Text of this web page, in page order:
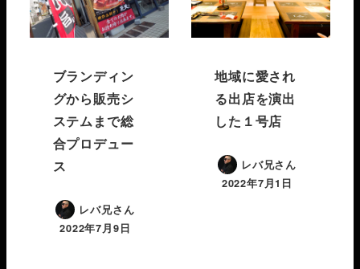
ブランディン
グから販売シ
ステムまで総
合プロデュー
ス
レバ兄さん
2022年7月9日
地域に愛され
る出店を演出
した１号店
レバ兄さん
2022年7月1日